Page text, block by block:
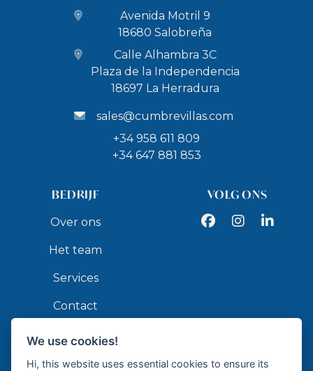
Avenida Motril 9
18680 Salobreña
Calle Alhambra 3C
Plaza de la Independencia
18697 La Herradura
sales@cumbrevillas.com
+34 958 611 809
+34 647 881 853
BEDRIJF
Over ons
Het team
Services
Contact
VOLG ONS
FacebookInstagramLinkedIn
We use cookies!
Hi, this website uses essential cookies to ensure its